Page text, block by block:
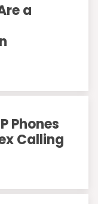
a
Phones
Calling